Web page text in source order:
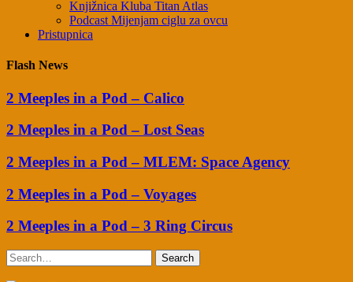
Knjižnica Kluba Titan Atlas
Podcast Mijenjam ciglu za ovcu
Pristupnica
Flash News
2 Meeples in a Pod – Calico
2 Meeples in a Pod – Lost Seas
2 Meeples in a Pod – MLEM: Space Agency
2 Meeples in a Pod – Voyages
2 Meeples in a Pod – 3 Ring Circus
Search